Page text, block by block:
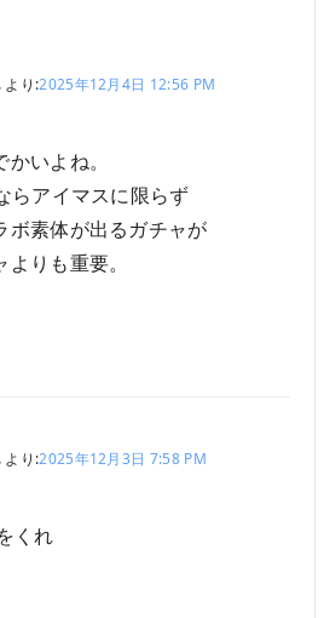
より:2025年12月4日 12:56 PM
いよね。
らアイマスに限らず
ボ素体が出るガチャが
りも重要。
より:2025年12月3日 7:58 PM
くれ